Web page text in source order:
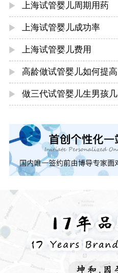
上海试管婴儿周期用药
上海试管婴儿成功率
上海试管婴儿费用
高龄做试管婴儿如何提高
做三代试管婴儿生男孩几